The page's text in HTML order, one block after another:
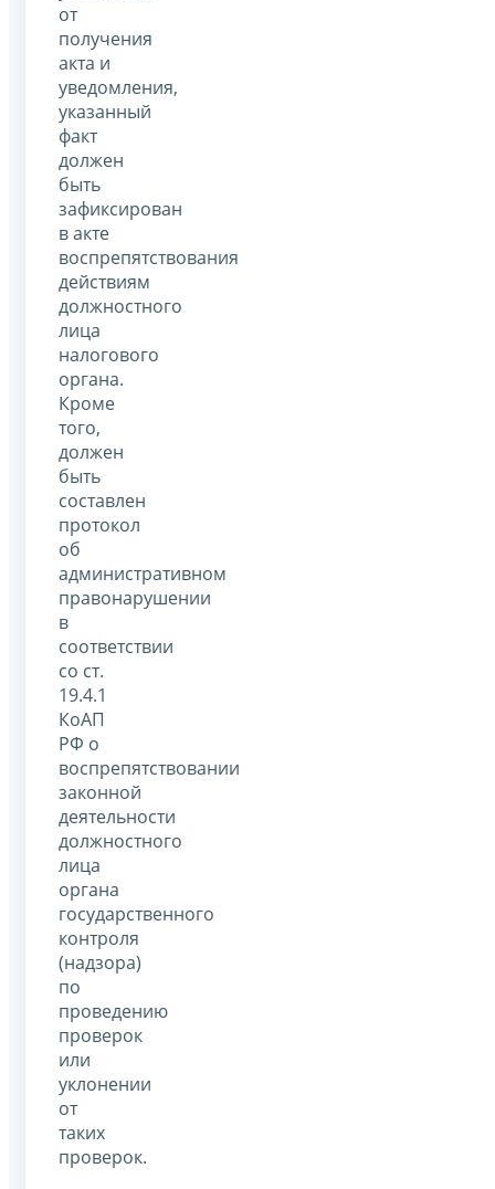
от
получения
акта и
уведомления,
указанный
факт
должен
быть
зафиксирован
в акте
воспрепятствования
действиям
должностного
лица
налогового
органа.
Кроме
того,
должен
быть
составлен
протокол
об
административном
правонарушении
в
соответствии
со ст.
19.4.1
КоАП
РФ о
воспрепятствовании
законной
деятельности
должностного
лица
органа
государственного
контроля
(надзора)
по
проведению
проверок
или
уклонении
от
таких
проверок.